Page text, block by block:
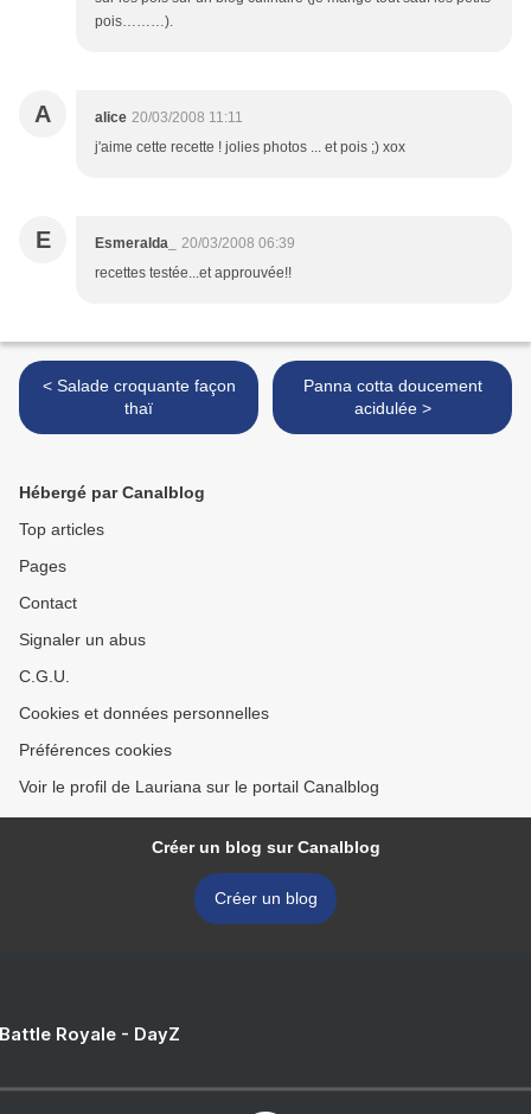
pois………).
A alice 20/03/2008 11:11
j'aime cette recette ! jolies photos ... et pois ;) xox
E Esmeralda_
20/03/2008 06:39
recettes testée...et approuvée!!
< Salade croquante façon
thaï
Panna cotta doucement
acidulée >
Hébergé par Canalblog
Top articles
Pages
Contact
Signaler un abus
C.G.U.
Cookies et données personnelles
Préférences cookies
Voir le profil de Lauriana sur le portail Canalblog
Créer un blog sur Canalblog
Créer un blog
Royale - DayZ